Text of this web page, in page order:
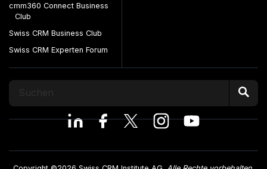
cmm360 Connect Business
Club
Swiss CRM Business Club
Swiss CRM Experten Forum